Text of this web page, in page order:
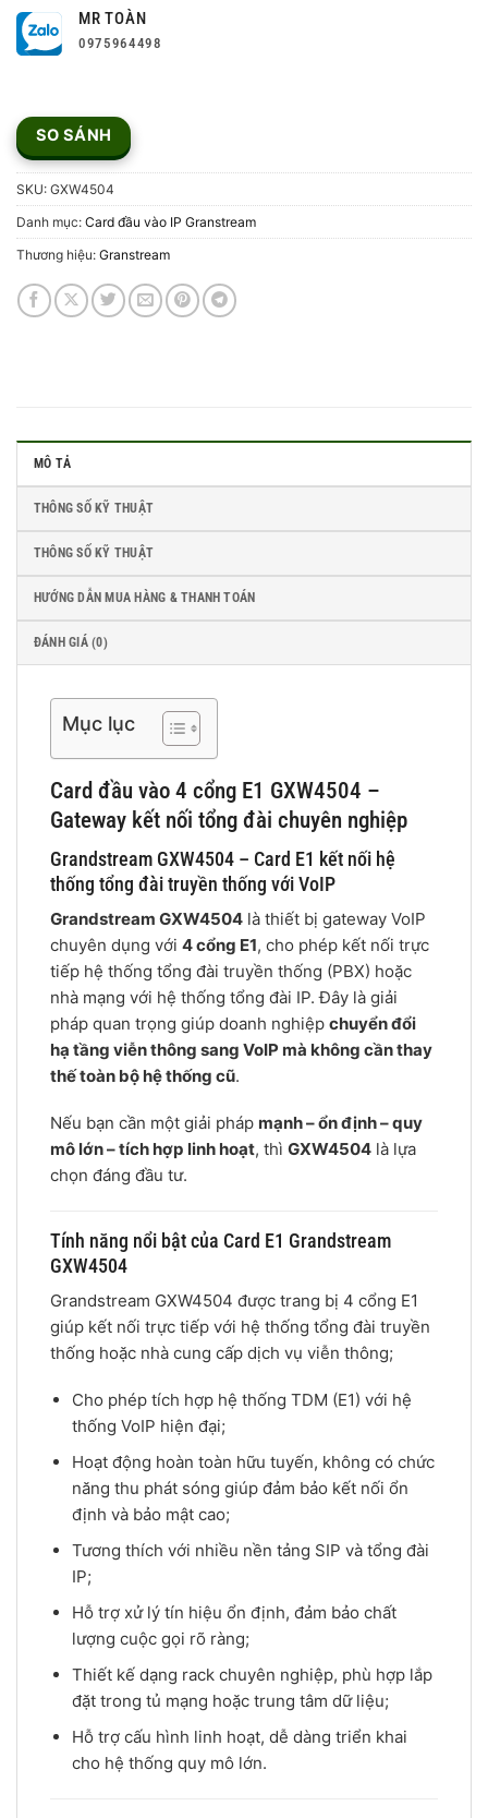
MR TOÀN
0975964498
SO SÁNH
SKU: GXW4504
Danh mục: Card đầu vào IP Granstream
Thương hiệu: Granstream
MÔ TẢ
THÔNG SỐ KỸ THUẬT
THÔNG SỐ KỸ THUẬT
HƯỚNG DẪN MUA HÀNG & THANH TOÁN
ĐÁNH GIÁ (0)
Mục lục
Card đầu vào 4 cổng E1 GXW4504 –
Gateway kết nối tổng đài chuyên nghiệp
Grandstream GXW4504 – Card E1 kết nối hệ
thống tổng đài truyền thống với VoIP
Grandstream GXW4504 là thiết bị gateway VoIP
chuyên dụng với 4 cổng E1, cho phép kết nối trực
tiếp hệ thống tổng đài truyền thống (PBX) hoặc
nhà mạng với hệ thống tổng đài IP. Đây là giải
pháp quan trọng giúp doanh nghiệp chuyển đổi
hạ tầng viễn thông sang VoIP mà không cần thay
thế toàn bộ hệ thống cũ.
Nếu bạn cần một giải pháp mạnh – ổn định – quy
mô lớn – tích hợp linh hoạt, thì GXW4504 là lựa
chọn đáng đầu tư.
Tính năng nổi bật của Card E1 Grandstream
GXW4504
Grandstream GXW4504 được trang bị 4 cổng E1
giúp kết nối trực tiếp với hệ thống tổng đài truyền
thống hoặc nhà cung cấp dịch vụ viễn thông;
Cho phép tích hợp hệ thống TDM (E1) với hệ
thống VoIP hiện đại;
Hoạt động hoàn toàn hữu tuyến, không có chức
năng thu phát sóng giúp đảm bảo kết nối ổn
định và bảo mật cao;
Tương thích với nhiều nền tảng SIP và tổng đài
IP;
Hỗ trợ xử lý tín hiệu ổn định, đảm bảo chất
lượng cuộc gọi rõ ràng;
Thiết kế dạng rack chuyên nghiệp, phù hợp lắp
đặt trong tủ mạng hoặc trung tâm dữ liệu;
Hỗ trợ cấu hình linh hoạt, dễ dàng triển khai
cho hệ thống quy mô lớn.